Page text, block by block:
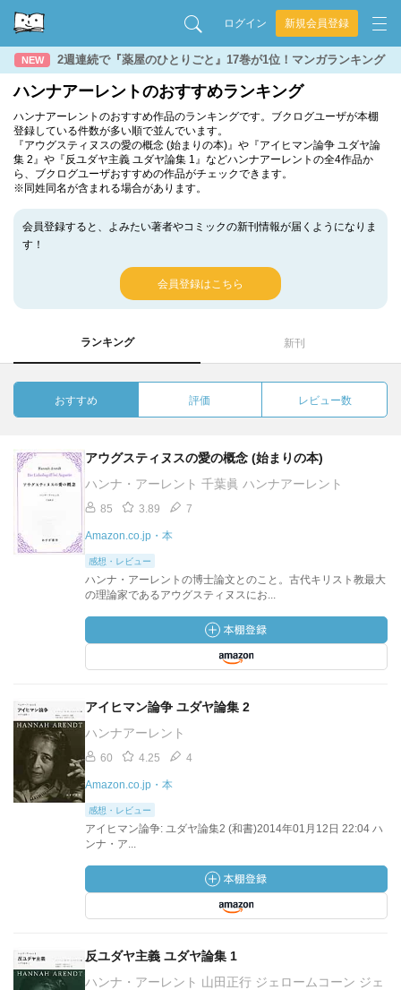
ログイン 新規会員登録
NEW 2週連続で『薬屋のひとりごと』17巻が1位！マンガランキング
ハンナアーレントのおすすめランキング
ハンナアーレントのおすすめ作品のランキングです。ブクログユーザが本棚
登録している件数が多い順で並んでいます。
『アウグスティヌスの愛の概念 (始まりの本)』や『アイヒマン論争 ユダヤ論
集 2』や『反ユダヤ主義 ユダヤ論集 1』などハンナアーレントの全4作品か
ら、ブクログユーザおすすめの作品がチェックできます。
※同姓同名が含まれる場合があります。
会員登録すると、よみたい著者やコミックの新刊情報が届くようになりま
す！
会員登録はこちら
ランキング 新刊
おすすめ 評価 レビュー数
アウグスティヌスの愛の概念 (始まりの本)
ハンナ・アーレント 千葉眞 ハンナアーレント
85 3.89 7
Amazon.co.jp・本
感想・レビュー
ハンナ・アーレントの博士論文とのこと。古代キリスト教最大
の理論家であるアウグスティヌスにお...
アイヒマン論争 ユダヤ論集 2
ハンナアーレント
60 4.25 4
Amazon.co.jp・本
感想・レビュー
アイヒマン論争: ユダヤ論集2 (和書)2014年01月12日 22:04 ハ
ンナ・ア...
反ユダヤ主義 ユダヤ論集 1
ハンナ・アーレント 山田正行 ジェロームコーン ジェ